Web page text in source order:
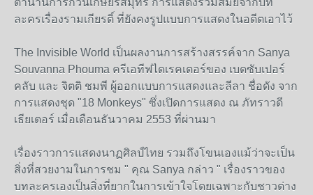
ตำนานการกวนเกษียรสมุทร การแสดงร่วมสมัยจากบท
ละครเรื่องรามเกียรติ์ ที่ยังคงรูปแบบการแสดงในอดีตเอาไว้
The Invisible World เป็นผลงานการสร้างสรรค์จาก Sanya
Souvanna Phouma ครีเอทีฟไดเรคเตอร์ของ เบดซับเปอร์
คลับ และ จิตติ ชมพี ผู้ออกแบบการแสดงและลีลา ชื่อดัง จาก
การแสดงชุด "18 Monkeys" ซึ่งเปิดการแสดง ณ ภัทราวดี
เธียเตอร์ เมื่อเดือนธันวาคม 2553 ที่ผ่านมา
เรื่องราวการแสดงนาฏศิลป์ไทย รวมถึงโขนเองแม้ว่าจะเป็น
สิ่งที่สวยงามในการชม " คุณ Sanya กล่าว " เรื่องราวของ
บทละครเองเป็นสิ่งที่ยากในการเข้าใจโดยเฉพาะกับชาวต่าง